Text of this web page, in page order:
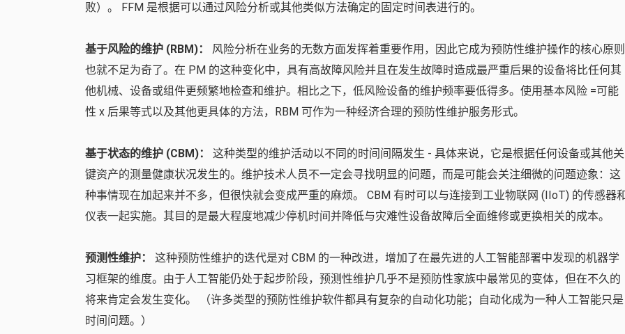
败）。 FFM 是根据可以通过风险分析或其他类似方法确定的固定时间表进行的。
基于风险的维护 (RBM)：
风险分析在业务的无数方面发挥着重要作用，因此它成为预防性维护操作的核心原则
也就不足为奇了。在 PM 的这种变化中，具有高故障风险并且在发生故障时造成最严重后果的设备将比任何其
他机械、设备或组件更频繁地检查和维护。相比之下，低风险设备的维护频率要低得多。使用基本风险 =可能
性 x 后果等式以及其他更具体的方法，RBM ​​可作为一种经济合理的预防性维护服务形式。
基于状态的维护 (CBM)：
这种类型的维护活动以不同的时间间隔发生 - 具体来说，它是根据任何设备或其他关
键资产的测量健康状况发生的。维护技术人员不一定会寻找明显的问题，而是可能会关注细微的问题迹象：这
种事情现在加起来并不多，但很快就会变成严重的麻烦。 CBM 有时可以与连接到工业物联网 (IIoT) 的传感器
仪表一起实施。其目的是最大程度地减少停机时间并降低与灾难性设备故障后全面维修或更换相关的成本。
预测性维护：
这种预防性维护的迭代是对 CBM 的一种改进，增加了在最先进的人工智能部署中发现的机器学
习框架的维度。由于人工智能仍处于起步阶段，预测性维护几乎不是预防性家族中最常见的变体，但在不久的
将来肯定会发生变化。 （许多类型的预防性维护软件都具有复杂的自动化功能；自动化成为一种人工智能只是
时间问题。）